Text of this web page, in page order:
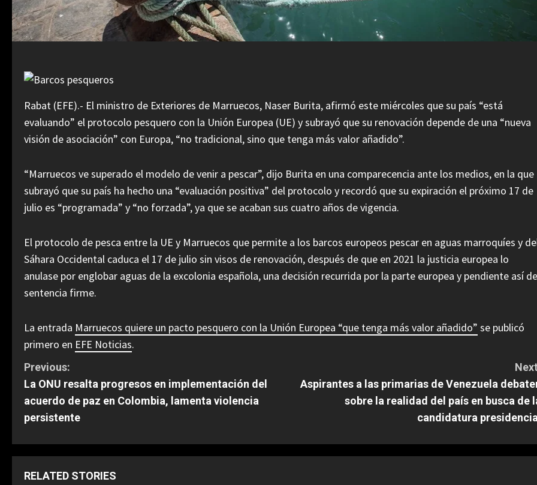
Rabat (EFE).- El ministro de Exteriores de Marruecos, Naser Burita, afirmó este miércoles que su país “está
evaluando” el protocolo pesquero con la Unión Europea (UE) y subrayó que su renovación depende de una “nueva
visión de asociación” con Europa, “no tradicional, sino que tenga más valor añadido”.
“Marruecos ve superado el modelo de venir a pescar”, dijo Burita en una comparecencia ante los medios, en la que
subrayó que su país ha hecho una “evaluación positiva” del protocolo y recordó que su expiración el próximo 17 de
julio es “programada” y “no forzada”, ya que se acaban sus cuatro años de vigencia.
El protocolo de pesca entre la UE y Marruecos que permite a los barcos europeos pescar en aguas marroquíes y
Sáhara Occidental caduca el 17 de julio sin visos de renovación, después de que en 2021 la justicia europea lo
anulase por englobar aguas de la excolonia española, una decisión recurrida por la parte europea y pendiente así de
sentencia firme.
La entrada Marruecos quiere un pacto pesquero con la Unión Europea “que tenga más valor añadido” se publicó
primero en EFE Noticias.
C
o
n
t
i
Previous:
La ONU resalta progresos en implementación del
acuerdo de paz en Colombia, lamenta violencia
persistente
Aspirantes a las primarias de Venezuela
sobre la realidad del país en busca de
candidatura presidencial
RELATED STORIES